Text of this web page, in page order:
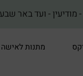
חלבי} ♥ משלוחים
מתנות לאישה